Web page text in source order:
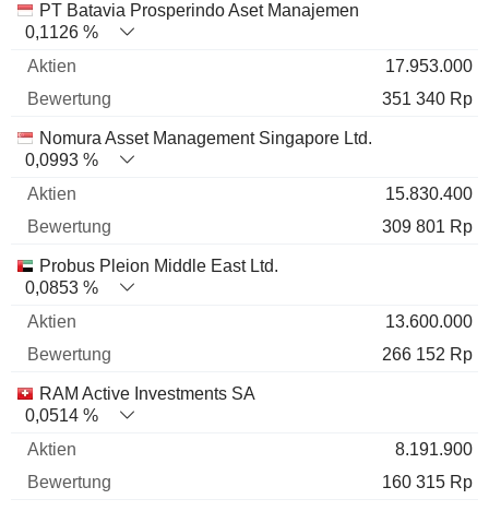
PT Batavia Prosperindo Aset Manajemen
0,1126 %
17.953.000
351 340 Rp
Nomura Asset Management Singapore Ltd.
0,0993 %
15.830.400
309 801 Rp
Probus Pleion Middle East Ltd.
0,0853 %
13.600.000
266 152 Rp
RAM Active Investments SA
0,0514 %
8.191.900
160 315 Rp